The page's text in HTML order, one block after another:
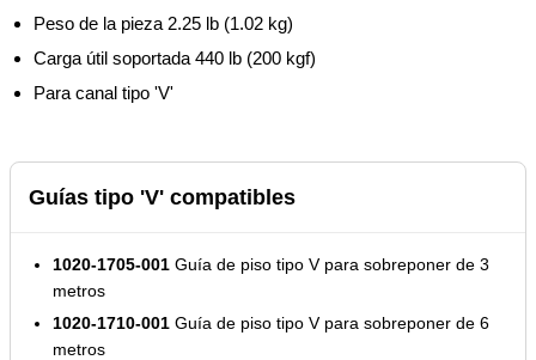
Peso de la pieza 2.25 lb (1.02 kg)
Carga útil soportada 440 lb (200 kgf)
Para canal tipo 'V'
Guías tipo 'V' compatibles
1020-1705-001 Guía de piso tipo V para sobreponer de 3
metros
1020-1710-001 Guía de piso tipo V para sobreponer de 6
metros